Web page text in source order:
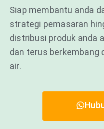
Siap membantu anda
strategi pemasaran
distribusi produk anda
dan terus berkembang
air.